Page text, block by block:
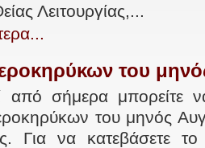
Λειτουργίας,...
του
από σήμερα μπορείτε
του μηνός
Για να κατεβάσετε